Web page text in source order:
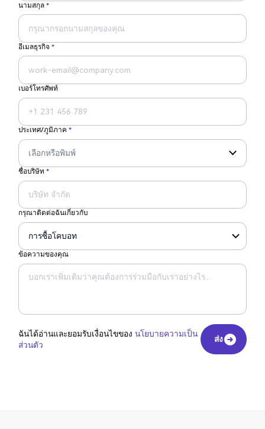
นามสกุล*
อีเมลธุรกิจ*
เบอร์โทรศัพท์
ประเทศ/ภูมิภาค*
ชื่อบริษัท*
กรุณาติดต่อฉันเกี่ยวกับ
ข้อความของคุณ
ฉันได้อ่านและยอมรับเงื่อนไขของนโยบายความเป็น
ส่วนตัว
ส่ง
ส่ง